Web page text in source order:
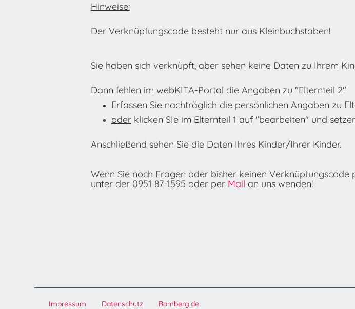
Hinweise:
Der Verknüpfungscode besteht nur aus Kleinbuchstaben!
Sie haben sich verknüpft, aber sehen keine Daten zu Ihrem
Dann fehlen im webKITA-Portal die Angaben zu "Elternteil 2"
Erfassen Sie nachträglich die persönlichen Angaben zu
oder klicken SIe im Elternteil 1 auf "bearbeiten" und
Anschließend sehen Sie die Daten Ihres Kinder/Ihrer Kinder.
Wenn Sie noch Fragen oder bisher keinen
unter der 0951 87-1595 oder per Mail an uns wenden!
Impressum Datenschutz Bamberg.de